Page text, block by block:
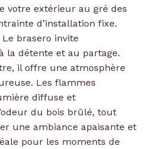
votre extérieur au gré des
d’installation fixe.
brasero invite
la détente et au partage.
il offre une atmosphère
Les flammes
diffuse et
du bois brûlé, tout
une ambiance apaisante et
pour les moments de